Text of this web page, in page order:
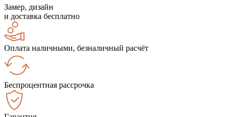
Замер, дизайн
и доставка бесплатно
Оплата наличными, безналичный расчёт
Беспроцентная рассрочка